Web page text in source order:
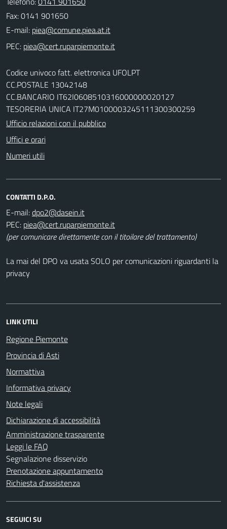
Fax: 0141 901650
E-mail:
PEC:
Codice univoco fatt. elettronica UFOLPT
CC.POSTALE 13042148
CC.BANCARIO IT62I0608510316000000020127
TESORERIA UNICA IT27M0100003245111300300259
Ufficio relazioni con il pubblico
Uffici e orari
Numeri utili
CONTATTI D.P.O.
E-mail:
PEC:
(per comunicare direttamente con il titoilare del trattamento)
La mai del DPO va usata SOLO per comunicazioni riguardanti la
privacy
LINK UTILI
Regione Piemonte
Provincia di Asti
Normattiva
Informativa privacy
Note legali
Dichiarazione di accessibilità
Amministrazione trasparente
Leggi le FAQ
Segnalazione disservizio
Prenotazione appuntamento
Richiesta d'assistenza
SEGUICI SU